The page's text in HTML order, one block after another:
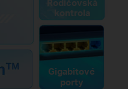
Rodičovská
kontrola
Gigabitové
porty